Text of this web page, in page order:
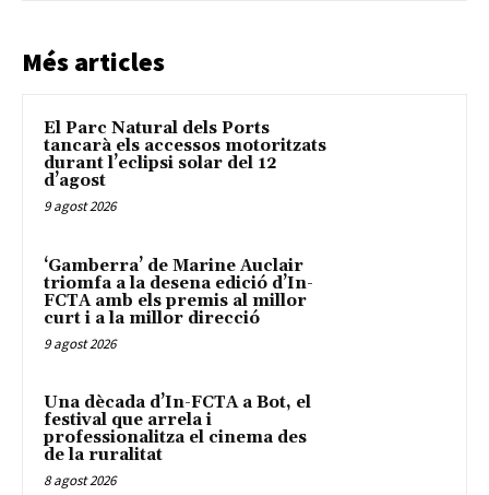
Més articles
El Parc Natural dels Ports
tancarà els accessos motoritzats
durant l’eclipsi solar del 12
d’agost
9 agost 2026
‘Gamberra’ de Marine Auclair
triomfa a la desena edició d’In-
FCTA amb els premis al millor
curt i a la millor direcció
9 agost 2026
Una dècada d’In-FCTA a Bot, el
festival que arrela i
professionalitza el cinema des
de la ruralitat
8 agost 2026